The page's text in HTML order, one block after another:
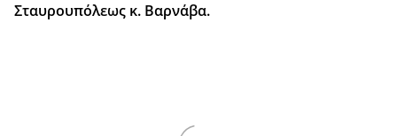
Σταυρουπόλεως κ. Βαρνάβα.